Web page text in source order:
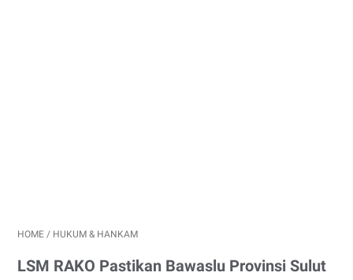
HOME / HUKUM & HANKAM
LSM RAKO Pastikan Bawaslu Provinsi Sulut